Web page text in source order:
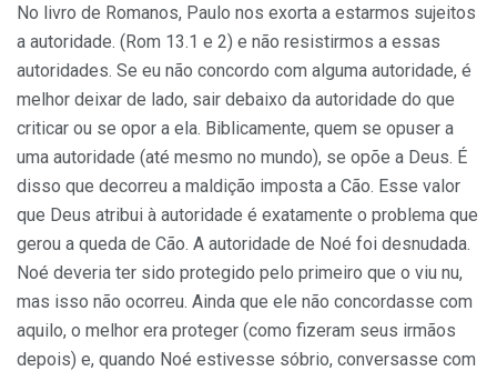
No livro de Romanos, Paulo nos exorta a estarmos sujeitos
a autoridade. (Rom 13.1 e 2) e não resistirmos a essas
autoridades. Se eu não concordo com alguma autoridade, é
melhor deixar de lado, sair debaixo da autoridade do que
criticar ou se opor a ela. Biblicamente, quem se opuser a
uma autoridade (até mesmo no mundo), se opõe a Deus. É
disso que decorreu a maldição imposta a Cão. Esse valor
que Deus atribui à autoridade é exatamente o problema que
gerou a queda de Cão. A autoridade de Noé foi desnudada.
Noé deveria ter sido protegido pelo primeiro que o viu nu,
mas isso não ocorreu. Ainda que ele não concordasse com
aquilo, o melhor era proteger (como fizeram seus irmãos
depois) e, quando Noé estivesse sóbrio, conversasse com